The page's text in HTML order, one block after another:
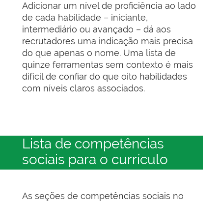
Adicionar um nível de proficiência ao lado
de cada habilidade – iniciante,
intermediário ou avançado – dá aos
recrutadores uma indicação mais precisa
do que apenas o nome. Uma lista de
quinze ferramentas sem contexto é mais
difícil de confiar do que oito habilidades
com níveis claros associados.
Lista de competências
sociais para o currículo
As seções de competências sociais no